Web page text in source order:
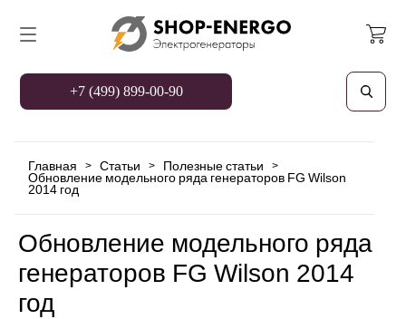
+7 (499) 899-00-90
Главная > Статьи > Полезные статьи >
Обновление модельного ряда генераторов FG Wilson
2014 год
Обновление модельного ряда
генераторов FG Wilson 2014
год